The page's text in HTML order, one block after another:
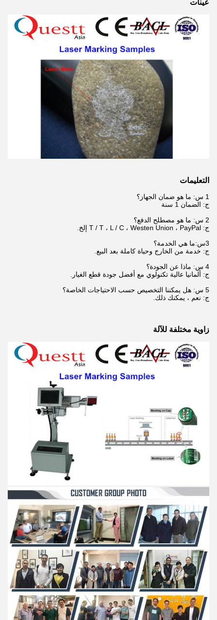
عينات
التعليمات
1 س: ما هو ضمان الجهاز؟
ج: الضمان 1 سنة
2 س: ما هو مصطلح الدفع؟
ج: T / T ، L / C ، Westen Union ، PayPal إلخ.
3س:ما هي الخدمة؟
ج: خدمة من الخارج وحياة كاملة بعد البيع.
4 س: ماذا عن الجودة؟
ج: ألمانيا عالية تكنولوي مع أفضل جودة قطع الغيار.
5 س: هل يمكننا التخصيص حسب الاحتياجات الخاصة؟
ج: نعم ، يمكنك ذلك.
زاوية مختلفة للآلة